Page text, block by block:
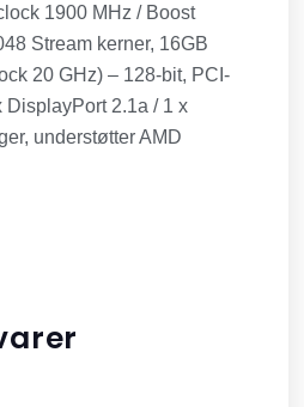
1900 MHz / Boost
Stream kerner, 16GB
20 GHz) – 128-bit, PCI-
DisplayPort 2.1a / 1 x
understøtter AMD